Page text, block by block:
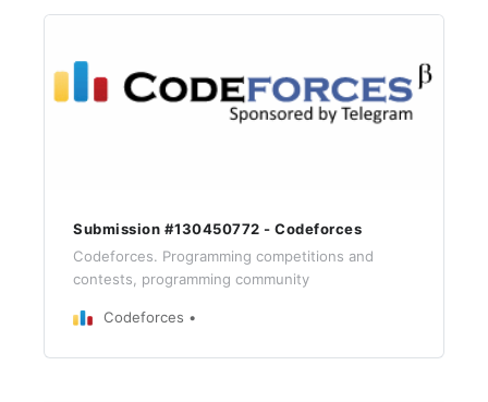
Submission #130450772 - Codeforces
Codeforces. Programming competitions and
contests, programming community
Codeforces